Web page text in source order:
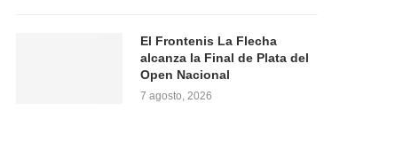
El Frontenis La Flecha
alcanza la Final de Plata del
Open Nacional
7 agosto, 2026